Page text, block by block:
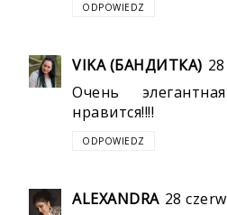
ODPOWIEDZ
VIKA (БАНДИТКА)
Очень
нравится!!!!
ODPOWIEDZ
ALEXANDRA 28